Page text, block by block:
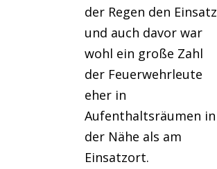
der Regen den Einsatz
und auch davor war
wohl ein große Zahl
der Feuerwehrleute
eher in
Aufenthaltsräumen in
der Nähe als am
Einsatzort.